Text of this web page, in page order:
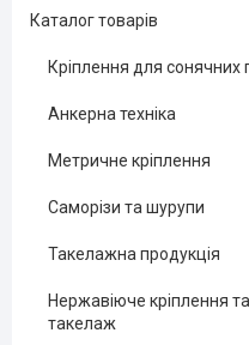
Каталог товарів
Кріплення для сонячних
Анкерна техніка
Метричне кріплення
Саморізи та шурупи
Такелажна продукція
Нержавіюче кріплення та
такелаж